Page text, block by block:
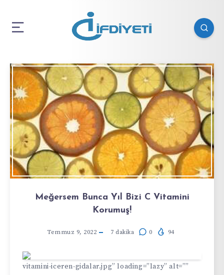
Meğersem Bunca Yıl Bizi C Vitamini
Korumuş!
Temmuz 9, 2022 7 dakika 0 94
vitamini-iceren-gidalar.jpg” loading=”lazy” alt=””